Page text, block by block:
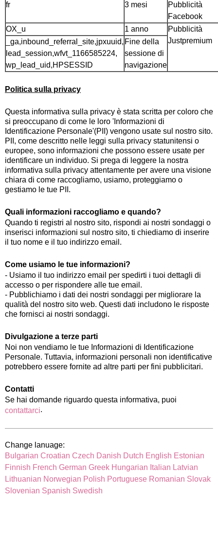
fr
3 mesi
Pubblicità
Facebook
OX_u
1 anno
Pubblicità
Justpremium
_ga,inbound_referral_site,jpxuuid,
lead_session,wfvt_1166585224,
wp_lead_uid,HPSESSID
Fine della
sessione di
navigazione
Politica sulla privacy
Questa informativa sulla privacy è stata scritta per coloro che
si preoccupano di come le loro 'Informazioni di
Identificazione Personale'(PII) vengono usate sul nostro sito.
PII, come descritto nelle leggi sulla privacy statunitensi o
europee, sono informazioni che possono essere usate per
identificare un individuo. Si prega di leggere la nostra
informativa sulla privacy attentamente per avere una visione
chiara di come raccogliamo, usiamo, proteggiamo o
gestiamo le tue PII.
Quali informazioni raccogliamo e quando?
Quando ti registri al nostro sito, rispondi ai nostri sondaggi o
inserisci informazioni sul nostro sito, ti chiediamo di inserire
il tuo nome e il tuo indirizzo email.
Come usiamo le tue informazioni?
- Usiamo il tuo indirizzo email per spedirti i tuoi dettagli di
accesso o per rispondere alle tue email.
- Pubblichiamo i dati dei nostri sondaggi per migliorare la
qualità del nostro sito web. Questi dati includono le risposte
che fornisci ai nostri sondaggi.
Divulgazione a terze parti
Noi non vendiamo le tue Informazioni di Identificazione
Personale. Tuttavia, informazioni personali non identificative
potrebbero essere fornite ad altre parti per fini pubblicitari.
Contatti
Se hai domande riguardo questa informativa, puoi
contattarci.
Change lanuage:
Bulgarian Croatian Czech Danish Dutch English Estonian
Finnish French German Greek Hungarian Italian Latvian
Lithuanian Norwegian Polish Portuguese Romanian Slovak
Slovenian Spanish Swedish